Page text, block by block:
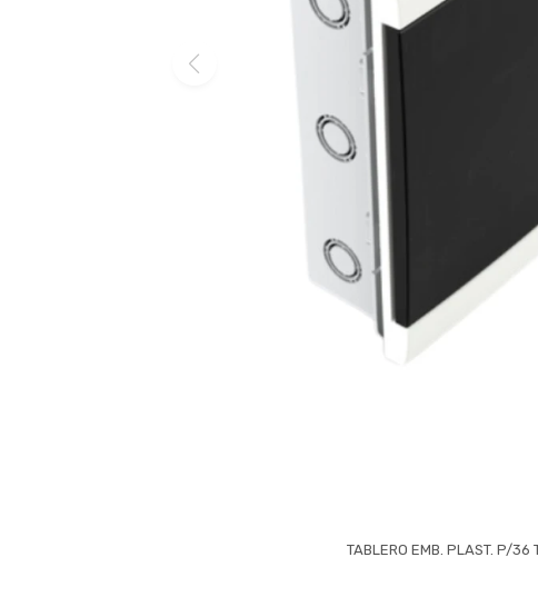
TABLERO EMB. PLAST. P/36